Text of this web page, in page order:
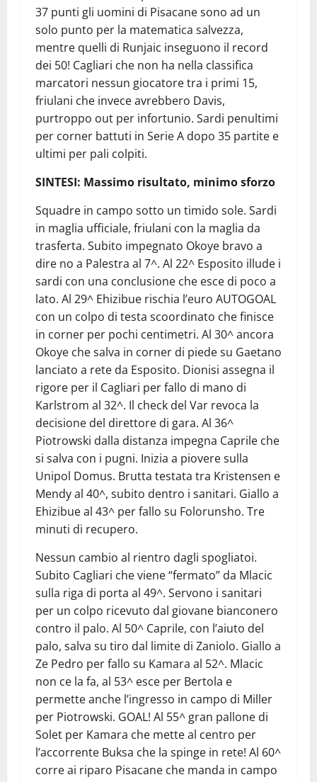
37 punti gli uomini di Pisacane sono ad un
solo punto per la matematica salvezza,
mentre quelli di Runjaic inseguono il record
dei 50! Cagliari che non ha nella classifica
marcatori nessun giocatore tra i primi 15,
friulani che invece avrebbero Davis,
purtroppo out per infortunio. Sardi penultimi
per corner battuti in Serie A dopo 35 partite e
ultimi per pali colpiti.
SINTESI: Massimo risultato, minimo sforzo
Squadre in campo sotto un timido sole. Sardi
in maglia ufficiale, friulani con la maglia da
trasferta. Subito impegnato Okoye bravo a
dire no a Palestra al 7^. Al 22^ Esposito illude i
sardi con una conclusione che esce di poco a
lato. Al 29^ Ehizibue rischia l’euro AUTOGOAL
con un colpo di testa scoordinato che finisce
in corner per pochi centimetri. Al 30^ ancora
Okoye che salva in corner di piede su Gaetano
lanciato a rete da Esposito. Dionisi assegna il
rigore per il Cagliari per fallo di mano di
Karlstrom al 32^. Il check del Var revoca la
decisione del direttore di gara. Al 36^
Piotrowski dalla distanza impegna Caprile che
si salva con i pugni. Inizia a piovere sulla
Unipol Domus. Brutta testata tra Kristensen e
Mendy al 40^, subito dentro i sanitari. Giallo a
Ehizibue al 43^ per fallo su Folorunsho. Tre
minuti di recupero.
Nessun cambio al rientro dagli spogliatoi.
Subito Cagliari che viene “fermato” da Mlacic
sulla riga di porta al 49^. Servono i sanitari
per un colpo ricevuto dal giovane bianconero
contro il palo. Al 50^ Caprile, con l’aiuto del
palo, salva su tiro dal limite di Zaniolo. Giallo a
Ze Pedro per fallo su Kamara al 52^. Mlacic
non ce la fa, al 53^ esce per Bertola e
permette anche l’ingresso in campo di Miller
per Piotrowski. GOAL! Al 55^ gran pallone di
Solet per Kamara che mette al centro per
l’accorrente Buksa che la spinge in rete! Al 60^
corre ai riparo Pisacane che manda in campo